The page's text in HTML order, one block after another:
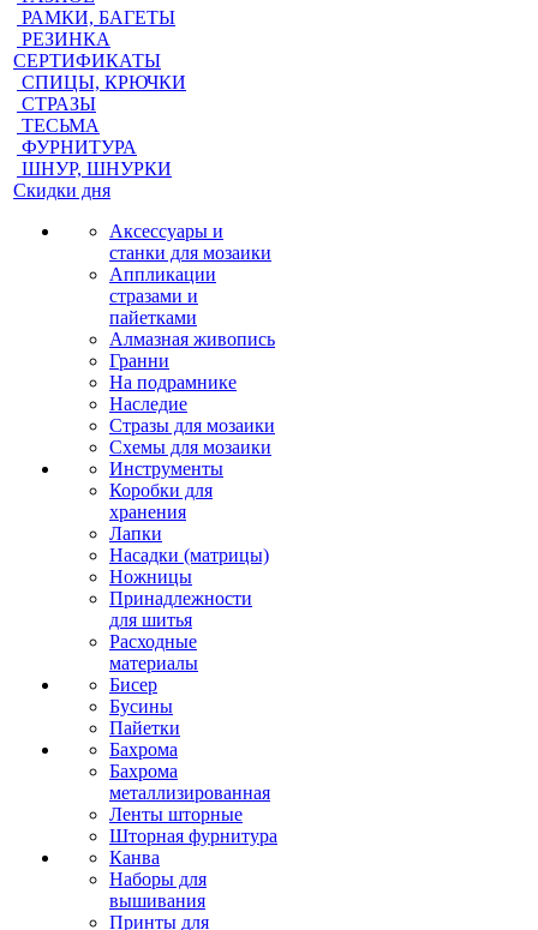
РАМКИ, БАГЕТЫ
РЕЗИНКА
СЕРТИФИКАТЫ
СПИЦЫ, КРЮЧКИ
СТРАЗЫ
ТЕСЬМА
ФУРНИТУРА
ШНУР, ШНУРКИ
Скидки дня
Аксессуары и
станки для мозаики
Аппликации
стразами и
пайетками
Алмазная живопись
Гранни
На подрамнике
Наследие
Стразы для мозаики
Схемы для мозаики
Инструменты
Коробки для
хранения
Лапки
Насадки (матрицы)
Ножницы
Принадлежности
для шитья
Расходные
материалы
Бисер
Бусины
Пайетки
Бахрома
Бахрома
металлизированная
Ленты шторные
Шторная фурнитура
Канва
Наборы для
вышивания
Принты для